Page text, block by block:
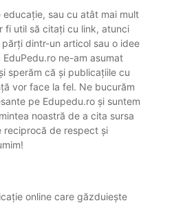
sau cu atât mai mult
fi util să citați cu link, atunci
dintr-un articol sau o idee
ne-am asumat
sperăm că și publicațiile cu
vor face la fel. Ne bucurăm
pe Edupedu.ro și suntem
noastră de a cita sursa
reciprocă de respect și
online care găzduiește